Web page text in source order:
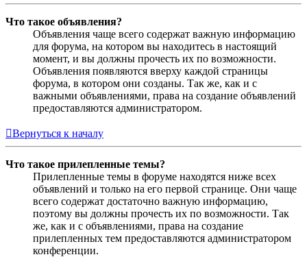
Что такое объявления?
Объявления чаще всего содержат важную информацию
для форума, на котором вы находитесь в настоящий
момент, и вы должны прочесть их по возможности.
Объявления появляются вверху каждой страницы
форума, в котором они созданы. Так же, как и с
важными объявлениями, права на создание объявлений
предоставляются администратором.
Вернуться к началу
Что такое прилепленные темы?
Прилепленные темы в форуме находятся ниже всех
объявлений и только на его первой странице. Они чаще
всего содержат достаточно важную информацию,
поэтому вы должны прочесть их по возможности. Так
же, как и с объявлениями, права на создание
прилепленных тем предоставляются администратором
конференции.